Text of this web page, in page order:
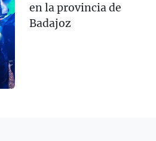
en la provincia de
Badajoz